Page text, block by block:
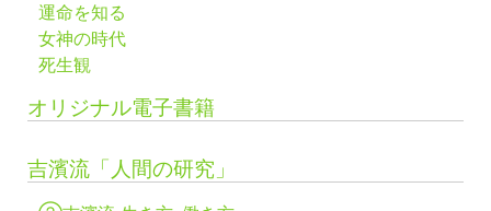
運命を知る
女神の時代
死生観
オリジナル電子書籍
吉濱流「人間の研究」